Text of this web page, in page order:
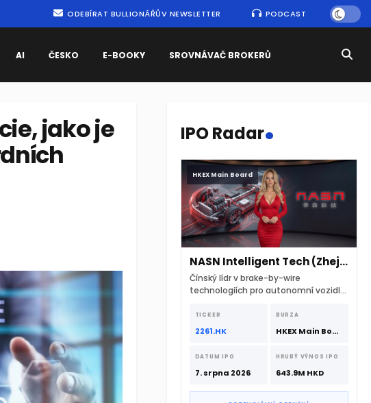
ODEBÍRAT BULLIONÁŘŮV NEWSLETTER PODCAST
AI ČESKO E-BOOKY SROVNÁVAČ BROKERŮ
jako je
IPO Radar.
HKEX Main Board
NASN Intelligent Tech (Zhejiang)
Čínský lídr v brake-by-wire
technologiích pro autonomní vozidla
srpna 2026 s podporou CATL a
Hillhouse Investment.
TICKER
2261.HK
BURZA
HKEX Main Board
DATUM IPO
7. srpna 2026
HRUBÝ VÝNOS IPO
643.9M HKD